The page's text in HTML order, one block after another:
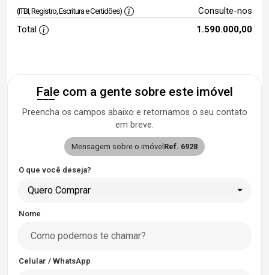
(ITBI, Registro, Escritura e Certidões)
Consulte-nos
Total
1.590.000,00
Fale com a gente sobre este imóvel
Preencha os campos abaixo e retornamos o seu contato
em breve.
Mensagem sobre o imóvel Ref. 6928
O que você deseja?
Quero Comprar
Nome
Celular / WhatsApp